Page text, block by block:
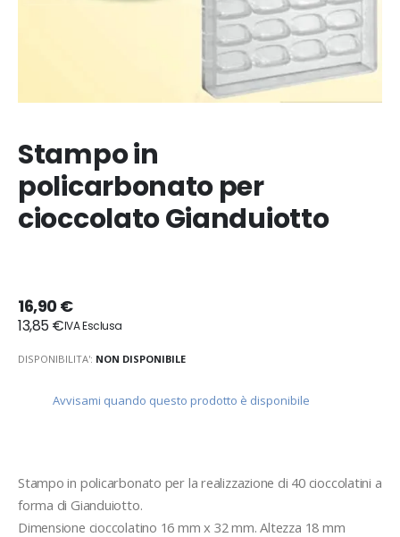
Stampo in
policarbonato per
cioccolato Gianduiotto
16,90 €
13,85 €
DISPONIBILITA': NON DISPONIBILE
Avvisami quando questo prodotto è disponibile
Stampo in policarbonato per la realizzazione di 40 cioccolatini a
forma di Gianduiotto.
Dimensione cioccolatino 16 mm x 32 mm. Altezza 18 mm